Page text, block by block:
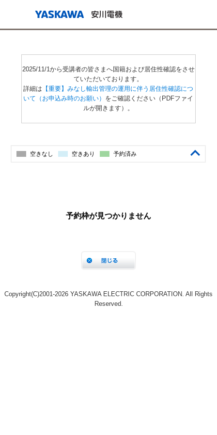
2025/11/1から受講者の皆さまへ国籍および居住性確認をさせ
ていただいております。
詳細は 【重要】みなし輸出管理の運用に伴う居住性確認につ
いて（お申込み時のお願い） をご確認ください（PDFファイ
ルが開きます）。
Copyright(C)2001‐2026 YASKAWA ELECTRIC CORPORATION. All Rights
Reserved.